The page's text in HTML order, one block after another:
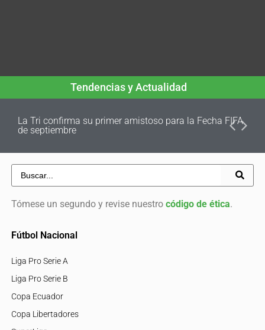
Tendencias y Actualidad
La Tri confirma su primer amistoso para la Fecha FIFA
de septiembre
Tómese un segundo y revise nuestro código de ética.
Fútbol Nacional
Liga Pro Serie A
Liga Pro Serie B
Copa Ecuador
Copa Libertadores